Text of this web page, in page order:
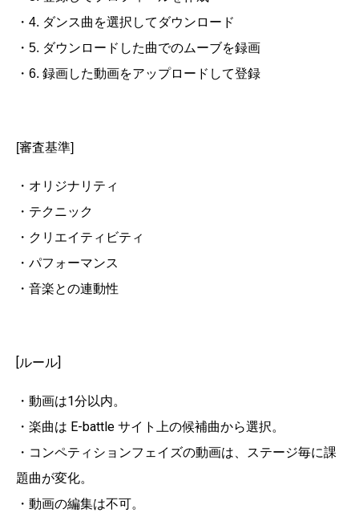
・4. ダンス曲を選択してダウンロード
・5. ダウンロードした曲でのムーブを録画
・6. 録画した動画をアップロードして登録
[審査基準]
・オリジナリティ
・テクニック
・クリエイティビティ
・パフォーマンス
・音楽との連動性
[ルール]
・動画は1分以内。
・楽曲は E-battle サイト上の候補曲から選択。
・コンペティションフェイズの動画は、ステージ毎に課
題曲が変化。
・動画の編集は不可。